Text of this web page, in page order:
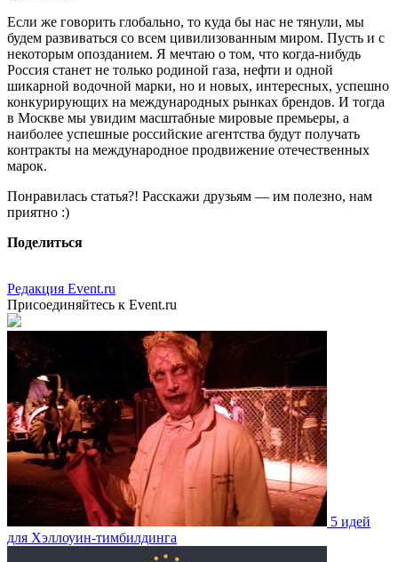
Если же говорить глобально, то куда бы нас не тянули, мы
будем развиваться со всем цивилизованным миром. Пусть и с
некоторым опозданием. Я мечтаю о том, что когда-нибудь
Россия станет не только родиной газа, нефти и одной
шикарной водочной марки, но и новых, интересных, успешно
конкурирующих на международных рынках брендов. И тогда
в Москве мы увидим масштабные мировые премьеры, а
наиболее успешные российские агентства будут получать
контракты на международное продвижение отечественных
марок.
Понравилась статья?! Расскажи друзьям — им полезно, нам
приятно :)
Поделиться
Редакция Event.ru
Присоединяйтесь к Event.ru
5 идей
для Хэллоуин-тимбилдинга